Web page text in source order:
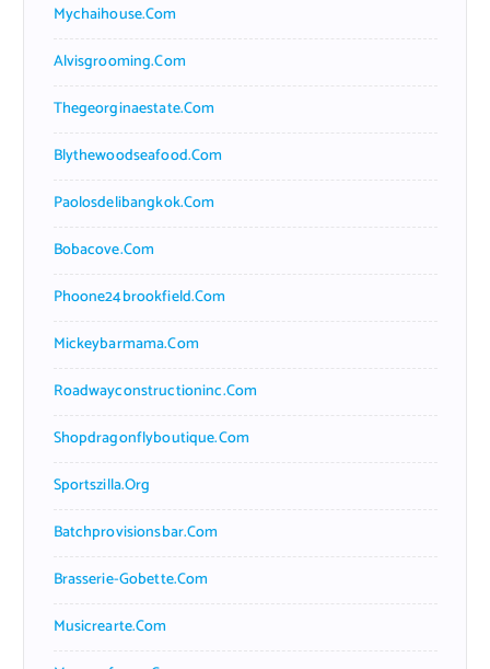
Mychaihouse.com
Alvisgrooming.com
Thegeorginaestate.com
Blythewoodseafood.com
Paolosdelibangkok.com
Bobacove.com
Phoone24brookfield.com
Mickeybarmama.com
Roadwayconstructioninc.com
Shopdragonflyboutique.com
Sportszilla.org
Batchprovisionsbar.com
Brasserie-Gobette.com
Musicrearte.com